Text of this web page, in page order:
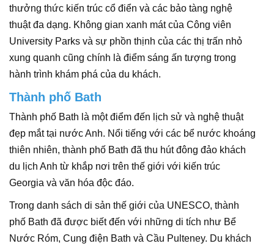
thưởng thức kiến trúc cổ điển và các bảo tàng nghệ
thuật đa dạng. Không gian xanh mát của Công viên
University Parks và sự phồn thịnh của các thị trấn nhỏ
xung quanh cũng chính là điểm sáng ấn tượng trong
hành trình khám phá của du khách.
Thành phố Bath
Thành phố Bath là một điểm đến lịch sử và nghệ thuật
đẹp mắt tại nước Anh. Nổi tiếng với các bể nước khoáng
thiên nhiên, thành phố Bath đã thu hút đông đảo khách
du lịch Anh từ khắp nơi trên thế giới với kiến trúc
Georgia và văn hóa độc đáo.
Trong danh sách di sản thế giới của UNESCO, thành
phố Bath đã được biết đến với những di tích như Bể
Nước Róm, Cung điện Bath và Cầu Pulteney. Du khách